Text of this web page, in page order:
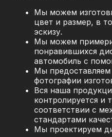
Мы можем
цвет и размер, в
эскизу.
Мы можем
понравившихся
автомобиль с
Мы
фотографии
Вся наша
контролируется и
соответствии с
стандартами
Мы проектируем